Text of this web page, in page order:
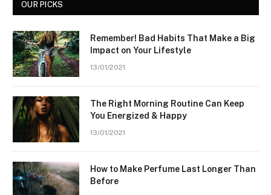
OUR PICKS
Remember! Bad Habits That Make a Big
Impact on Your Lifestyle
13/01/2021
The Right Morning Routine Can Keep
You Energized & Happy
13/01/2021
How to Make Perfume Last Longer Than
Before